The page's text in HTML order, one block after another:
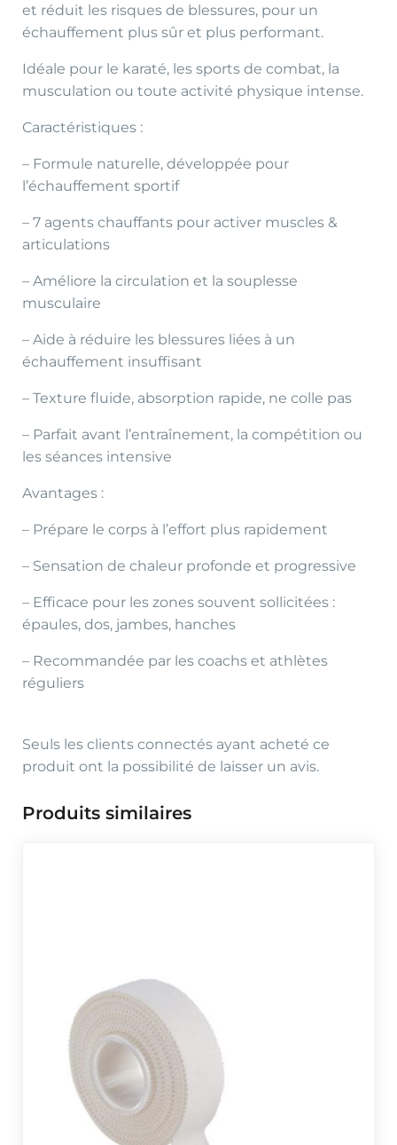
et réduit les risques de blessures, pour un
échauffement plus sûr et plus performant.
Idéale pour le karaté, les sports de combat, la
musculation ou toute activité physique intense.
Caractéristiques :
– Formule naturelle, développée pour
l’échauffement sportif
– 7 agents chauffants pour activer muscles &
articulations
– Améliore la circulation et la souplesse
musculaire
– Aide à réduire les blessures liées à un
échauffement insuffisant
– Texture fluide, absorption rapide, ne colle pas
– Parfait avant l’entraînement, la compétition ou
les séances intensive
Avantages :
– Prépare le corps à l’effort plus rapidement
– Sensation de chaleur profonde et progressive
– Efficace pour les zones souvent sollicitées :
épaules, dos, jambes, hanches
– Recommandée par les coachs et athlètes
réguliers
Seuls les clients connectés ayant acheté ce
produit ont la possibilité de laisser un avis.
Produits similaires